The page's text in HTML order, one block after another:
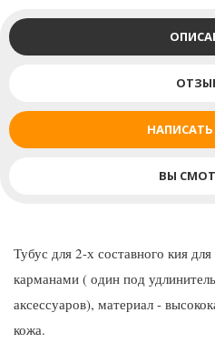
ВЫ
Тубус для 2-х составного кия
карманами ( один под
аксессуаров), материал -
кожа.